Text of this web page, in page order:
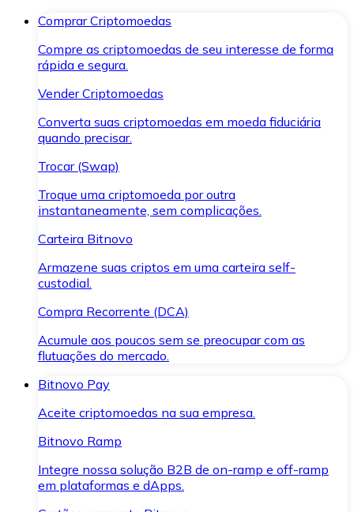
Comprar Criptomoedas
Compre as criptomoedas de seu interesse de forma
rápida e segura.
Vender Criptomoedas
Converta suas criptomoedas em moeda fiduciária
quando precisar.
Trocar (Swap)
Troque uma criptomoeda por outra
instantaneamente, sem complicações.
Carteira Bitnovo
Armazene suas criptos em uma carteira self-
custodial.
Compra Recorrente (DCA)
Acumule aos poucos sem se preocupar com as
flutuações do mercado.
Bitnovo Pay
Aceite criptomoedas na sua empresa.
Bitnovo Ramp
Integre nossa solução B2B de on-ramp e off-ramp
em plataformas e dApps.